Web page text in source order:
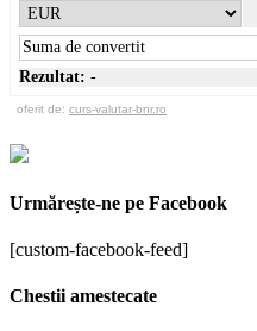
Rezultat: -
oferit de: curs-valutar-bnr.ro
Urmărește-ne pe Facebook
[custom-facebook-feed]
Chestii amestecate